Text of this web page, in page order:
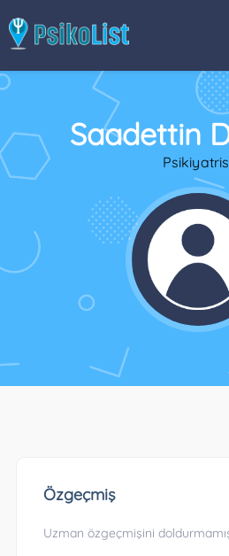
Saadettin
Özgeçmiş
Uzman özgeçmişini